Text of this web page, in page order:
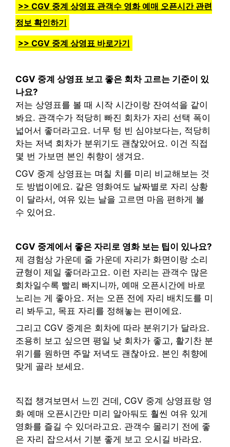
>> CGV 중계 상영표 관객수 영화 예매 오픈시간 관련
정보 확인하기
>> CGV 중계 상영표 바로가기
CGV 중계 상영표 보고 좋은 회차 고르는 기준이 있
나요?
저는 상영표를 볼 때 시작 시간이랑 잔여석을 같이
봐요. 관객수가 적당히 빠진 회차가 자리 선택 폭이
넓어서 좋더라고요. 너무 텅 빈 심야보다는, 적당히
차는 저녁 회차가 분위기도 괜찮았어요. 이건 직접
몇 번 가보면 본인 취향이 생겨요.
CGV 중계 상영표는 며칠 치를 미리 비교해보는 것
도 방법이에요. 같은 영화여도 날짜별로 자리 상황
이 달라서, 여유 있는 날을 고르면 마음 편하게 볼
수 있어요.
CGV 중계에서 좋은 자리로 영화 보는 팁이 있나요?
제 경험상 가운데 줄 가운데 자리가 화면이랑 소리
균형이 제일 좋더라고요. 이런 자리는 관객수 많은
회차일수록 빨리 빠지니까, 예매 오픈시간에 바로
노리는 게 좋아요. 저는 오픈 전에 자리 배치도를 미
리 봐두고, 목표 자리를 정해놓는 편이에요.
그리고 CGV 중계은 회차에 따라 분위기가 달라요.
조용히 보고 싶으면 평일 낮 회차가 좋고, 활기찬 분
위기를 원하면 주말 저녁도 괜찮아요. 본인 취향에
맞게 골라 보세요.
직접 챙겨보면서 느낀 건데, CGV 중계 상영표랑 영
화 예매 오픈시간만 미리 알아둬도 훨씬 여유 있게
영화를 즐길 수 있더라고요. 관객수 몰리기 전에 좋
은 자리 잡으셔서 기분 좋게 보고 오시길 바라요.